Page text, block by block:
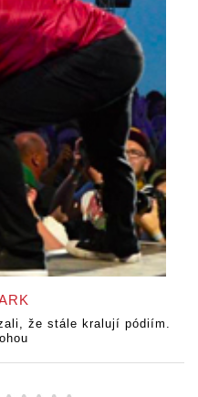
že stále kralují pódiím.